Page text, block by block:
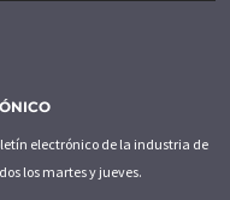
electrónico de la industria de
los martes y jueves.